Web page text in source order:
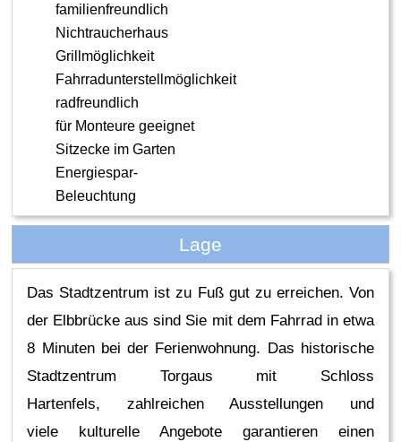
familienfreundlich
Nichtraucherhaus
Grillmöglichkeit
Fahrradunterstellmöglichkeit
radfreundlich
für Monteure geeignet
Sitzecke im Garten
Energiespar-
Beleuchtung
Lage
Das Stadtzentrum ist zu Fuß gut zu erreichen. Von
der Elbbrücke aus sind Sie mit dem Fahrrad in etwa
8 Minuten bei der Ferienwohnung. Das historische
Stadtzentrum Torgaus mit Schloss
Hartenfels, zahlreichen Ausstellungen und
viele kulturelle Angebote garantieren einen